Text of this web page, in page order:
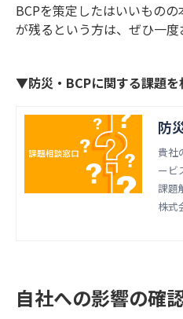
BCPを策定したはいいもの
が残るという方は、ぜひ一度
▼防災・BCPに関する課題を
防
貴社
ービ
課題
客様
株式
自社への影響の確